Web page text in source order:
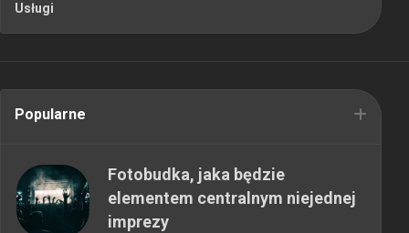
Usługi
Popularne
Fotobudka, jaka będzie
elementem centralnym niejednej
imprezy